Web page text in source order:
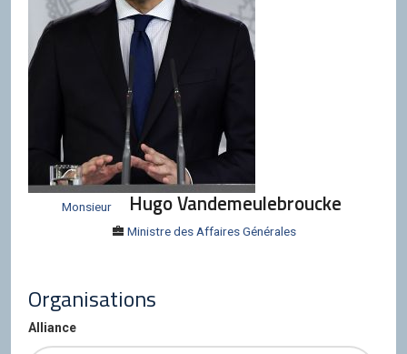
Monsieur Hugo Vandemeulebroucke
Ministre des Affaires Générales
Organisations
Alliance